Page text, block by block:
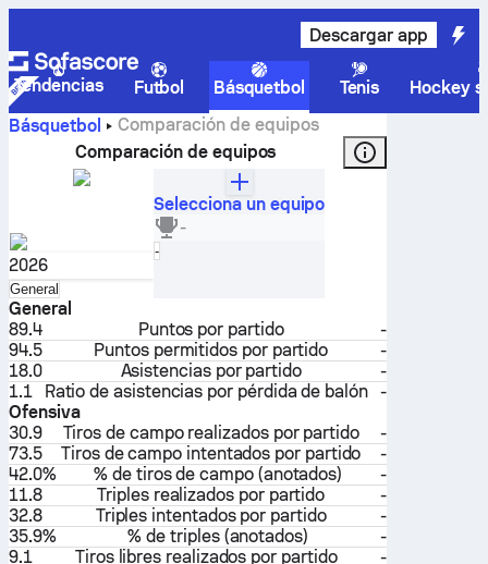
Descargar app
Tendencias Futbol Básquetbol Tenis
Hockey
Básquetbol
Comparación de equipos
Comparación de equipos
2026
Selecciona
General
Selecciona un equipo
-
Selecciona
-
General
89.4
Puntos por partido
-
94.5
Puntos permitidos por partido
-
18.0
Asistencias por partido
-
1.1
Ratio de asistencias por pérdida de balón -
Ofensiva
30.9
Tiros de campo realizados por partido
-
73.5
Tiros de campo intentados por partido
-
42.0%
% de tiros de campo (anotados)
-
11.8
Triples realizados por partido
-
32.8
Triples intentados por partido
-
35.9%
% de triples (anotados)
-
9.1
Tiros libres realizados por partido
-